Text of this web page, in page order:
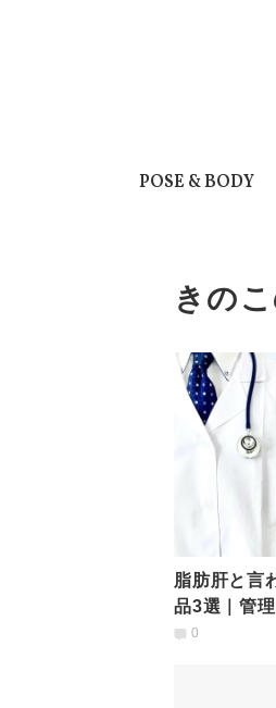
POSE & BODY
きの
脂肪肝と言
品3選｜管
0